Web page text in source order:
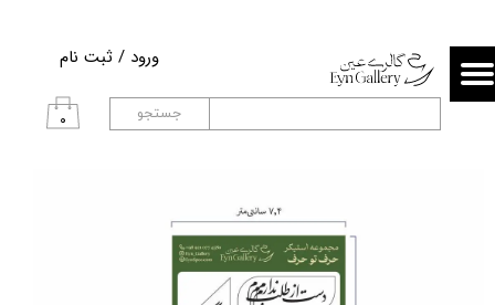
۰
ورود / ثبت نام
حساب کاربری من
تغییر گذر واژه
جستجو